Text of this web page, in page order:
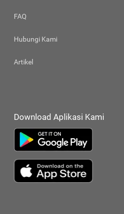
FAQ
Hubungi Kami
Artikel
Download Aplikasi Kami